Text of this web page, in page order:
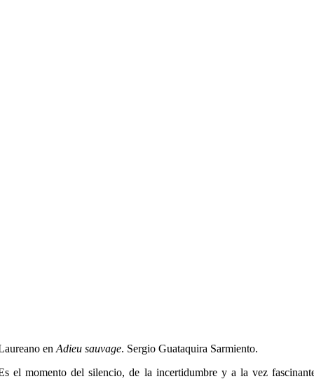
en Adieu sauvage. Sergio Guataquira Sarmiento.
el momento del silencio, de la incertidumbre y a la vez